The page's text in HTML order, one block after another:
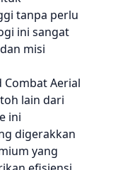
tanpa perlu
ini sangat
misi
Aerial
lain dari
ini
digerakkan
yang